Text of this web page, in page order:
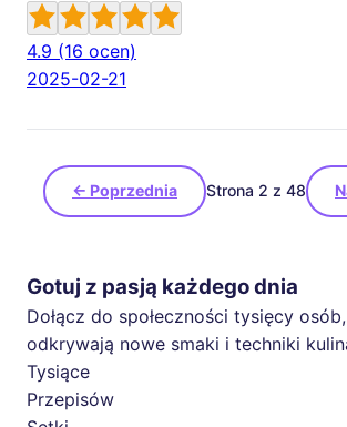
4.9 (16 ocen)
2025-02-21
← Poprzednia Strona 2 z 48
Gotuj z pasją każdego dnia
Dołącz do społeczności tysięcy
odkrywają nowe smaki i techniki
Tysiące
Przepisów